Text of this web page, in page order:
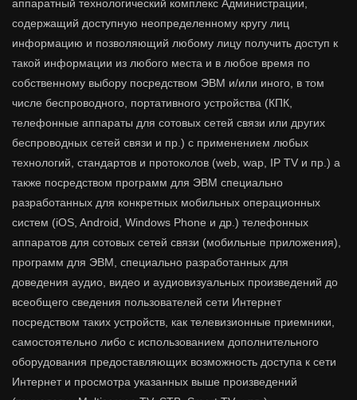
аппаратный технологический комплекс Администрации,
содержащий доступную неопределенному кругу лиц
информацию и позволяющий любому лицу получить доступ к
такой информации из любого места и в любое время по
собственному выбору посредством ЭВМ и/или иного, в том
числе беспроводного, портативного устройства (КПК,
телефонные аппараты для сотовых сетей связи или других
беспроводных сетей связи и пр.) с применением любых
технологий, стандартов и протоколов (web, wap, IP TV и пр.) а
также посредством программ для ЭВМ специально
разработанных для конкретных мобильных операционных
систем (iOS, Android, Windows Phone и др.) телефонных
аппаратов для сотовых сетей связи (мобильные приложения),
программ для ЭВМ, специально разработанных для
доведения аудио, видео и аудиовизуальных произведений до
всеобщего сведения пользователей сети Интернет
посредством таких устройств, как телевизионные приемники,
самостоятельно либо с использованием дополнительного
оборудования предоставляющих возможность доступа к сети
Интернет и просмотра указанных выше произведений